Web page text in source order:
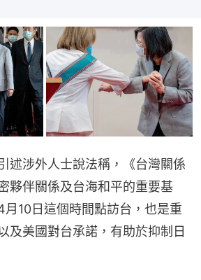
述涉外人士說法稱，《台灣關係
夥伴關係及台海和平的重要基
10日這個時間點訪台，也是重
及美國對台承諾，有助於抑制日